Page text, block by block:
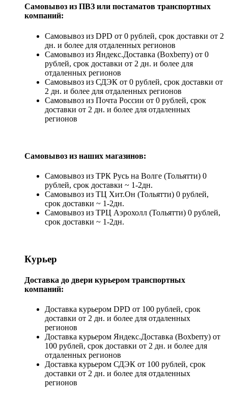
Самовывоз из ПВЗ или постаматов транспортных
компаний:
Самовывоз из DPD от 0 рублей, срок доставки от 2
дн. и более для отдаленных регионов
Самовывоз из Яндекс.Доставка (Boxberry) от 0
рублей, срок доставки от 2 дн. и более для
отдаленных регионов
Самовывоз из СДЭК от 0 рублей, срок доставки от
2 дн. и более для отдаленных регионов
Самовывоз из Почта России от 0 рублей, срок
доставки от 2 дн. и более для отдаленных
регионов
Самовывоз из наших магазинов:
Самовывоз из ТРК Русь на Волге (Тольятти) 0
рублей, срок доставки ~ 1-2дн.
Самовывоз из ТЦ Хит.Он (Тольятти) 0 рублей,
срок доставки ~ 1-2дн.
Самовывоз из ТРЦ Аэрохолл (Тольятти) 0 рублей,
срок доставки ~ 1-2дн.
Курьер
Доставка до двери курьером транспортных
компаний:
Доставка курьером DPD от 100 рублей, срок
доставки от 2 дн. и более для отдаленных
регионов
Доставка курьером Яндекс.Доставка (Boxberry) от
100 рублей, срок доставки от 2 дн. и более для
отдаленных регионов
Доставка курьером СДЭК от 100 рублей, срок
доставки от 2 дн. и более для отдаленных
регионов